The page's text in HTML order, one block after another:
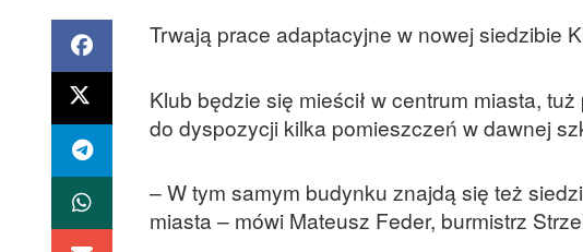
Trwają prace adaptacyjne w nowej siedzibie
Klub będzie się mieścił w centrum miasta,
do dyspozycji kilka pomieszczeń w dawnej
– W tym samym budynku znajdą się też
miasta – mówi Mateusz Feder, burmistrz